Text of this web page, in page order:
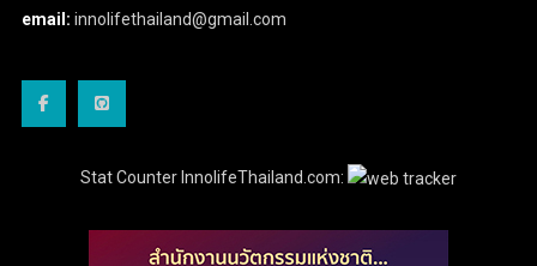
email: innolifethailand@gmail.com
Stat Counter InnolifeThailand.com: